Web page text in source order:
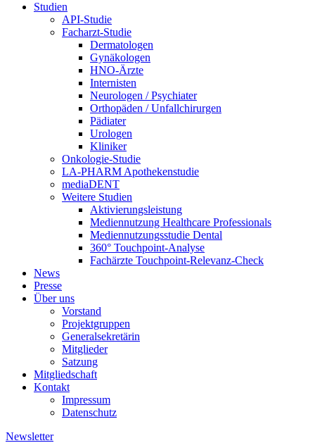
Studien
API-Studie
Facharzt-Studie
Dermatologen
Gynäkologen
HNO-Ärzte
Internisten
Neurologen / Psychiater
Orthopäden / Unfallchirurgen
Pädiater
Urologen
Kliniker
Onkologie-Studie
LA-PHARM Apothekenstudie
mediaDENT
Weitere Studien
Aktivierungsleistung
Mediennutzung Healthcare Professionals
Mediennutzungsstudie Dental
360° Touchpoint-Analyse
Fachärzte Touchpoint-Relevanz-Check
News
Presse
Über uns
Vorstand
Projektgruppen
Generalsekretärin
Mitglieder
Satzung
Mitgliedschaft
Kontakt
Impressum
Datenschutz
Newsletter